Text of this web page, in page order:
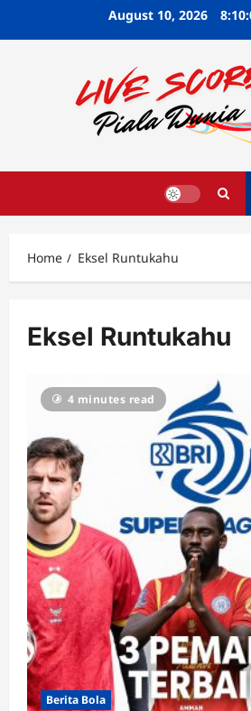
August 10, 2026
Home Eksel Runtukahu
Eksel Runtukahu
4 minutes read
Berita Bola